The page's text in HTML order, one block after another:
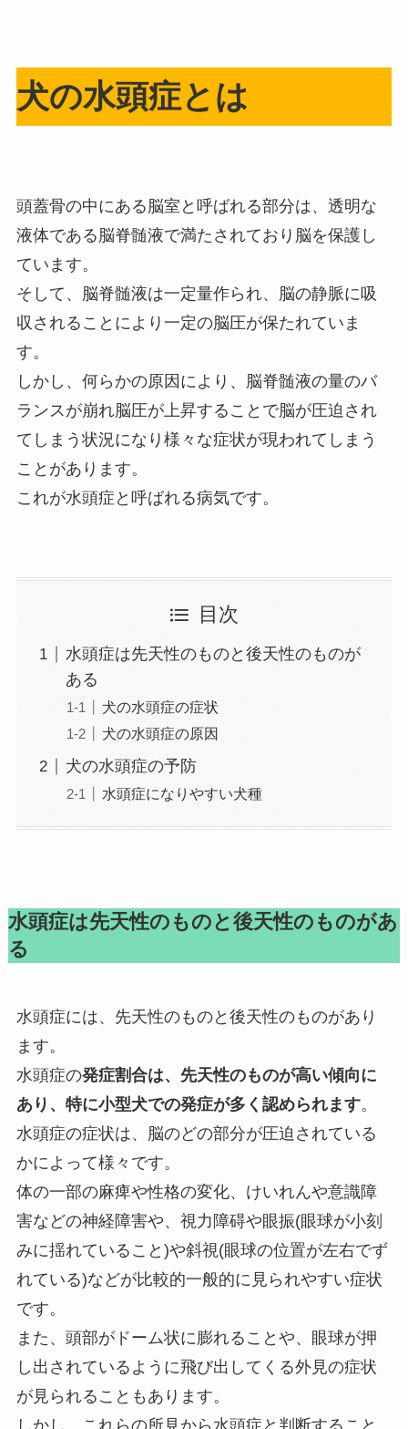
犬の水頭症とは
頭蓋骨の中にある脳室と呼ばれる部分は、透明な
液体である脳脊髄液で満たされており脳を保護し
ています。
そして、脳脊髄液は一定量作られ、脳の静脈に吸
収されることにより一定の脳圧が保たれていま
す。
しかし、何らかの原因により、脳脊髄液の量のバ
ランスが崩れ脳圧が上昇することで脳が圧迫され
てしまう状況になり様々な症状が現われてしまう
ことがあります。
これが水頭症と呼ばれる病気です。
目次
水頭症は先天性のものと後天性のものが
ある
犬の水頭症の症状
犬の水頭症の原因
犬の水頭症の予防
水頭症になりやすい犬種
水頭症は先天性のものと後天性のものがあ
る
水頭症には、先天性のものと後天性のものがあり
ます。
水頭症の発症割合は、先天性のものが高い傾向に
あり、特に小型犬での発症が多く認められます。
水頭症の症状は、脳のどの部分が圧迫されている
かによって様々です。
体の一部の麻痺や性格の変化、けいれんや意識障
害などの神経障害や、視力障碍や眼振(眼球が小刻
みに揺れていること)や斜視(眼球の位置が左右でず
れている)などが比較的一般的に見られやすい症状
です。
また、頭部がドーム状に膨れることや、眼球が押
し出されているように飛び出してくる外見の症状
が見られることもあります。
しかし、これらの所見から水頭症と判断すること